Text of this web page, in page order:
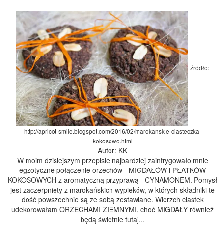
Źródło:
http://apricot-smile.blogspot.com/2016/02/marokanskie-ciasteczka-
kokosowo.html
Autor: KK
W moim dzisiejszym przepisie najbardziej zaintrygowało mnie
egzotyczne połączenie orzechów - MIGDAŁÓW i PŁATKÓW
KOKOSOWYCH z aromatyczną przyprawą - CYNAMONEM. Pomysł
jest zaczerpnięty z marokańskich wypieków, w których składniki te
dość powszechnie są ze sobą zestawiane. Wierzch ciastek
udekorowałam ORZECHAMI ZIEMNYMI, choć MIGDAŁY również
będą świetnie tutaj...